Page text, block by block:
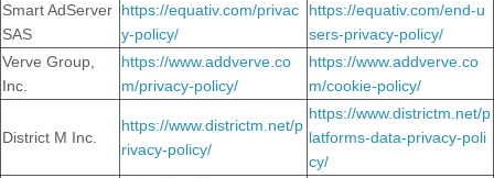
Smart AdServer
SAS
https://equativ.com/privac
y-policy/
https://equativ.com/end-u
sers-privacy-policy/
Verve Group,
Inc.
https://www.addverve.co
m/privacy-policy/
https://www.addverve.co
m/cookie-policy/
District M Inc.
https://www.districtm.net/p
rivacy-policy/
https://www.districtm.net/p
latforms-data-privacy-poli
cy/